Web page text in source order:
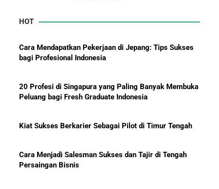
Mengapa Orang Kaya Justru Menambah Aset Saat
HOT
Cara Mendapatkan Pekerjaan di Jepang: Tips Sukses
bagi Profesional Indonesia
20 Profesi di Singapura yang Paling Banyak Membuka
Peluang bagi Fresh Graduate Indonesia
Kiat Sukses Berkarier Sebagai Pilot di Timur Tengah
Cara Menjadi Salesman Sukses dan Tajir di Tengah
Persaingan Bisnis